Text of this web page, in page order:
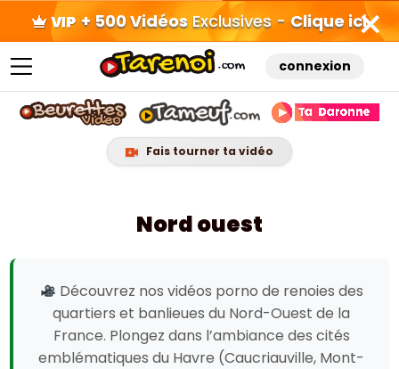
+ 500 Vidéos Exclusives - Clique ici
connexion
Fais tourner ta vidéo
Nord ouest
Découvrez nos vidéos porno de renoies des
quartiers et banlieues du Nord-Ouest de la
France. Plongez dans l’ambiance des cités
emblématiques du Havre (Caucriauville, Mont-